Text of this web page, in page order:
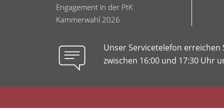
Engagement in der PtK
Kammerwahl 2026
Unser Servicetelefon
zwischen 16:00 und 17:30 Uhr